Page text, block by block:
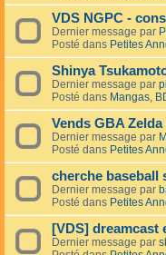
VDS NGPC -
Dernier message par
Posté dans Petites
Shinya
Dernier message par
Posté dans Mangas,
Vends GBA Zelda
Dernier message par
Posté dans Petites
cherche baseball
Dernier message par
Posté dans Petites
[VDS] dreamcast
Dernier message par